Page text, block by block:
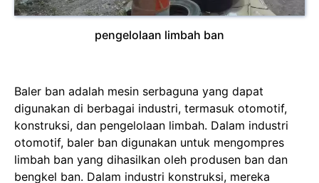
pengelolaan limbah ban
Baler ban adalah mesin serbaguna yang dapat
digunakan di berbagai industri, termasuk otomotif,
konstruksi, dan pengelolaan limbah. Dalam industri
otomotif, baler ban digunakan untuk mengompres
limbah ban yang dihasilkan oleh produsen ban dan
bengkel ban. Dalam industri konstruksi, mereka